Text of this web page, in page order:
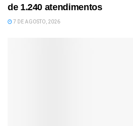
de 1.240 atendimentos
7 DE AGOSTO, 2026